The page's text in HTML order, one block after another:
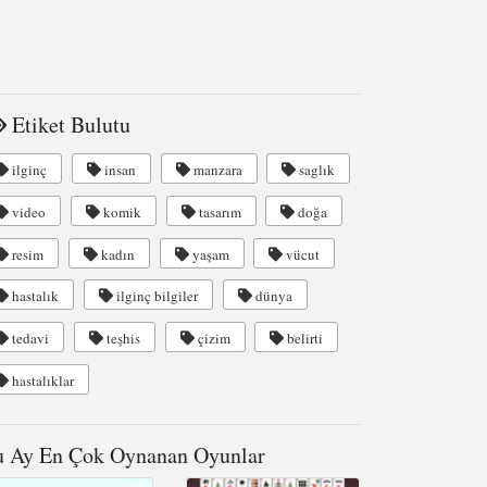
Etiket Bulutu
ilginç insan manzara saglık
video komik tasarım doğa
resim kadın yaşam vücut
hastalık ilginç bilgiler dünya
tedavi teşhis çizim belirti
hastalıklar
Ay En Çok Oynanan Oyunlar